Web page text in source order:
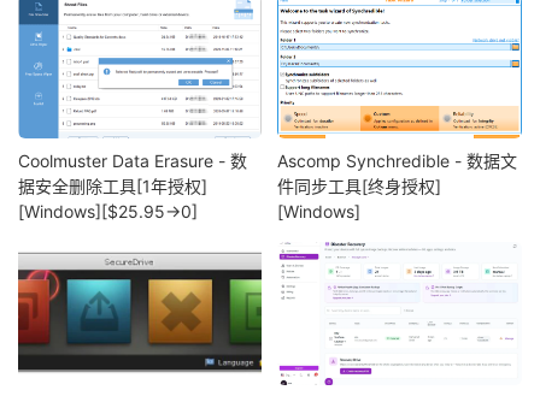
Coolmuster Data Erasure - 数
据安全删除工具[1年授权]
[Windows][$25.95→0]
Ascomp Synchredible - 数据文
件同步工具[终身授权]
[Windows]